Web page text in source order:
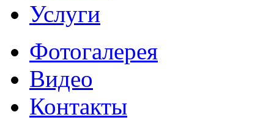
Услуги
Фотогалерея
Видео
Контакты